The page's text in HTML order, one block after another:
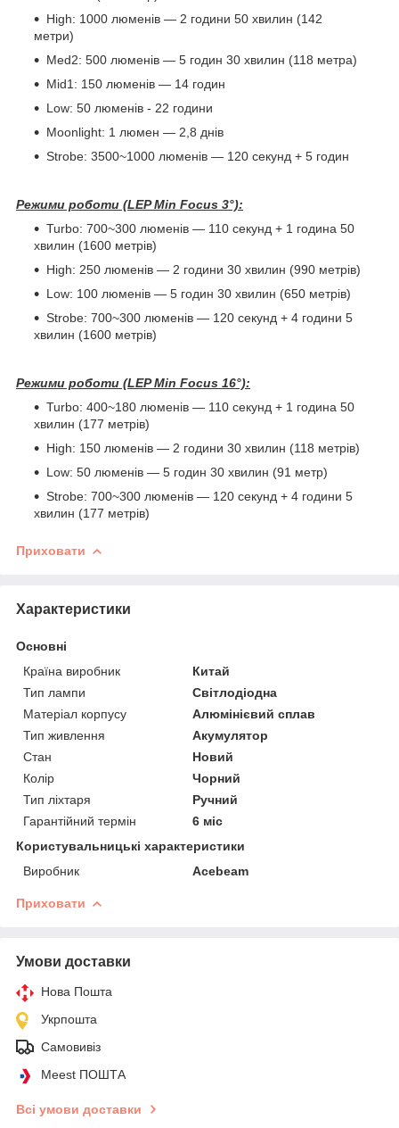
High: 1000 люменів — 2 години 50 хвилин (142
метри)
Med2: 500 люменів — 5 годин 30 хвилин (118 метра)
Mid1: 150 люменів — 14 годин
Low: 50 люменів - 22 години
Moonlight: 1 люмен — 2,8 днів
Strobe: 3500~1000 люменів — 120 секунд + 5 годин
Режими роботи (LEP Min Focus 3°):
Turbo: 700~300 люменів — 110 секунд + 1 година 50
хвилин (1600 метрів)
High: 250 люменів — 2 години 30 хвилин (990 метрів)
Low: 100 люменів — 5 годин 30 хвилин (650 метрів)
Strobe: 700~300 люменів — 120 секунд + 4 години 5
хвилин (1600 метрів)
Режими роботи (LEP Min Focus 16°):
Turbo: 400~180 люменів — 110 секунд + 1 година 50
хвилин (177 метрів)
High: 150 люменів — 2 години 30 хвилин (118 метрів)
Low: 50 люменів — 5 годин 30 хвилин (91 метр)
Strobe: 700~300 люменів — 120 секунд + 4 години 5
хвилин (177 метрів)
Приховати
Характеристики
Основні
Країна виробник
Китай
Тип лампи
Світлодіодна
Матеріал корпусу
Алюмінієвий сплав
Тип живлення
Акумулятор
Стан
Новий
Колір
Чорний
Тип ліхтаря
Ручний
Гарантійний термін
6 міс
Користувальницькі характеристики
Виробник
Acebeam
Приховати
Умови доставки
Нова Пошта
Укрпошта
Самовивіз
Meest ПОШТА
Всі умови доставки